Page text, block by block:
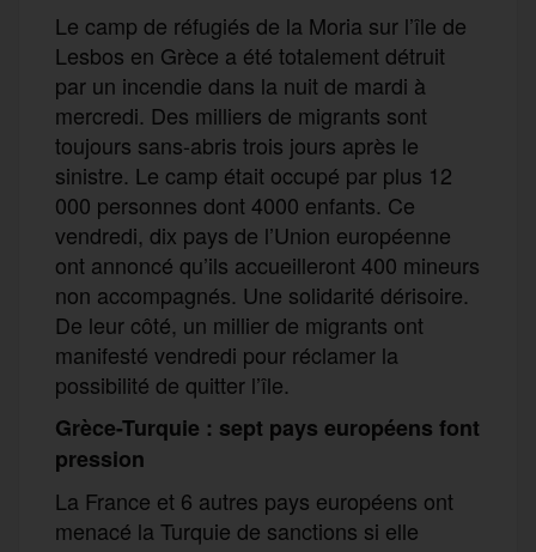
Le camp de réfugiés de la Moria sur l’île de
Lesbos en Grèce a été totalement détruit
par un incendie dans la nuit de mardi à
mercredi. Des milliers de migrants sont
toujours sans-abris trois jours après le
sinistre. Le camp était occupé par plus 12
000 personnes dont 4000 enfants. Ce
vendredi, dix pays de l’Union européenne
ont annoncé qu’ils accueilleront 400 mineurs
non accompagnés. Une solidarité dérisoire.
De leur côté, un millier de migrants ont
manifesté vendredi pour réclamer la
possibilité de quitter l’île.
Grèce-Turquie : sept pays européens font
pression
La France et 6 autres pays européens ont
menacé la Turquie de sanctions si elle